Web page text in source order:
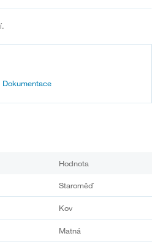
Dokumentace
Hodnota
Staroměď
Kov
Matná